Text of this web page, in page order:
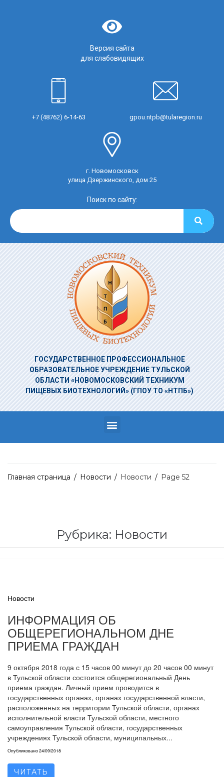
Версия сайта
для слабовидящих
+7 (48762) 6-14-63 gpou.ntpb@tularegion.ru
г. Новомосковск
улица Дзержинского, дом 25
Поиск по сайту:
ГОСУДАРСТВЕННОЕ ПРОФЕССИОНАЛЬНОЕ
ОБРАЗОВАТЕЛЬНОЕ УЧРЕЖДЕНИЕТУЛЬСКОЙ
ОБЛАСТИ «НОВОМОСКОВСКИЙ ТЕХНИКУМ
ПИЩЕВЫХ БИОТЕХНОЛОГИЙ» (ГПОУ ТО «НТПБ»)
Главная страница / Новости / Новости / Page 52
Рубрика: Новости
Новости
ИНФОРМАЦИЯ ОБ
ОБЩЕРЕГИОНАЛЬНОМ ДНЕ
ПРИЕМА ГРАЖДАН
9 октября 2018 года с 15 часов 00 минут до 20 часов 00 минут
в Тульской области состоится общерегиональный День
приема граждан. Личный прием проводится в
государственных органах, органах государственной власти,
расположенных на территории Тульской области, органах
исполнительной власти Тульской области, местного
самоуправления Тульской области, государственных
учреждениях Тульской области, муниципальных...
Опубликовано24/09/2018
ЧИТАТЬ